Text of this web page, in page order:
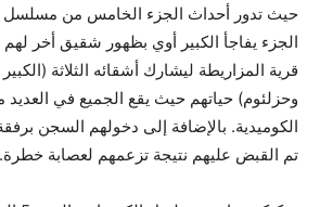
حيث تدور أحداث الجزء الخامس من مسلسل
الجزء يفاجأ الكبير أوي بظهور شقيق أخر
قرية المزاريطة ليشارك أشقائه الثلاثة
وحزلئوم) حياتهم حيث يقع الجميع في العديد
الكوميدية. بالإضافة إلى دخولهم السجن
تم القبض عليهم نتيجة تزعمهم لعصابة خطرة.